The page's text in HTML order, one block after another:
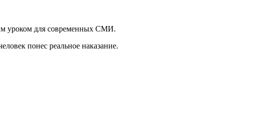
уроком для современных СМИ.
понес реальное наказание.